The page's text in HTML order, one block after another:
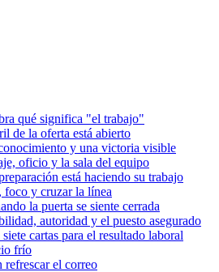
qué significa "el trabajo"
de la oferta está abierto
y una victoria visible
oficio y la sala del equipo
está haciendo su trabajo
y cruzar la línea
la puerta se siente cerrada
autoridad y el puesto asegurado
cartas para el resultado laboral
frío
refrescar el correo